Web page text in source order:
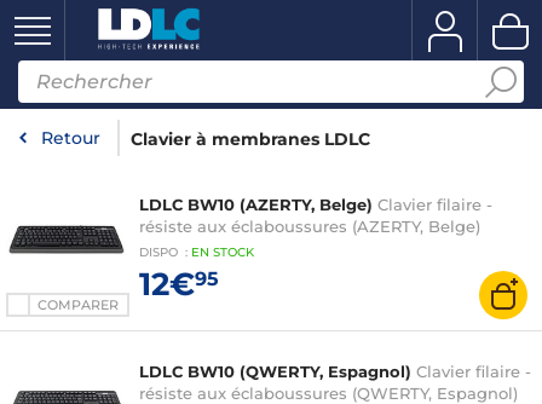
Retour Clavier à membranes LDLC
COMPARER
LDLC BW10 (AZERTY, Belge) Clavier filaire -
résiste aux éclaboussures (AZERTY, Belge)
DISPO : EN STOCK
12€95
LDLC BW10 (QWERTY, Espagnol) Clavier filaire -
résiste aux éclaboussures (QWERTY, Espagnol)